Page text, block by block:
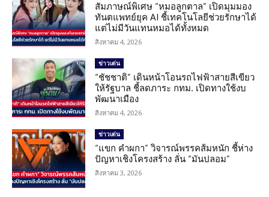
สัมภาษณ์พิเศษ “หมอลูกตาล” เปิดมุมมอง
ทันตแพทย์ยุค AI ชี้เทคโนโลยีช่วยรักษาได้
แต่ไม่มีวันแทนหมอได้ทั้งหมด
สิงหาคม 4, 2026
ข่าวเด่น
“ชัชชาติ” เดินหน้าโอนรถไฟฟ้าสายสีเขียว
ให้รัฐบาล ชี้ลดภาระ กทม. เปิดทางใช้งบ
พัฒนาเมือง
สิงหาคม 4, 2026
ข่าวเด่น
“แขก คำผกา” วิจารณ์พรรคส้มหนัก ชี้ห่าง
ปัญหาเชิงโครงสร้าง ลั่น “มันปลอม”
สิงหาคม 3, 2026